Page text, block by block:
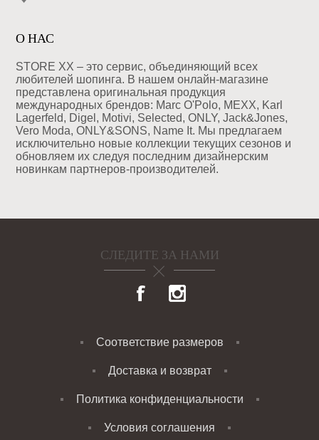
О НАС
STORE XX – это сервис, объединяющий всех
любителей шопинга. В нашем онлайн-магазине
представлена оригинальная продукция
международных брендов: Marc O'Polo, MEXX, Karl
Lagerfeld, Digel, Motivi, Selected, ONLY, Jack&Jones,
Vero Moda, ONLY&SONS, Name It. Мы предлагаем
исключительно новые коллекции текущих сезонов и
обновляем их следуя последним дизайнерским
новинкам партнеров-производителей.
СЛЕДИТЕ ЗА НАМИ
Соответствие размеров
Доставка и возврат
Политика конфиденциальности
Условия соглашения